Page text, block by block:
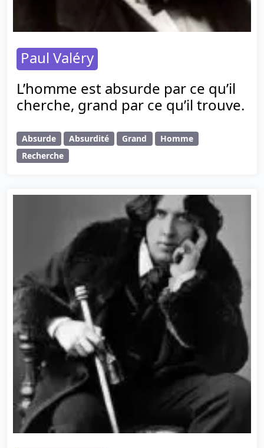
Paul Valéry
L’homme est absurde par ce qu’il
cherche, grand par ce qu’il trouve.
Absurde Absurdité Grand
Homme
Recherche